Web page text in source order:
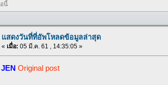
นี้
แสดงวันที่ที่อัพโหลดข้อมูลล่าสุด
« เมื่อ: 05 มี.ค. 61 , 14:35:05 »
JEN Original post